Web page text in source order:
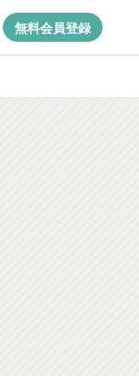
無料会員登録